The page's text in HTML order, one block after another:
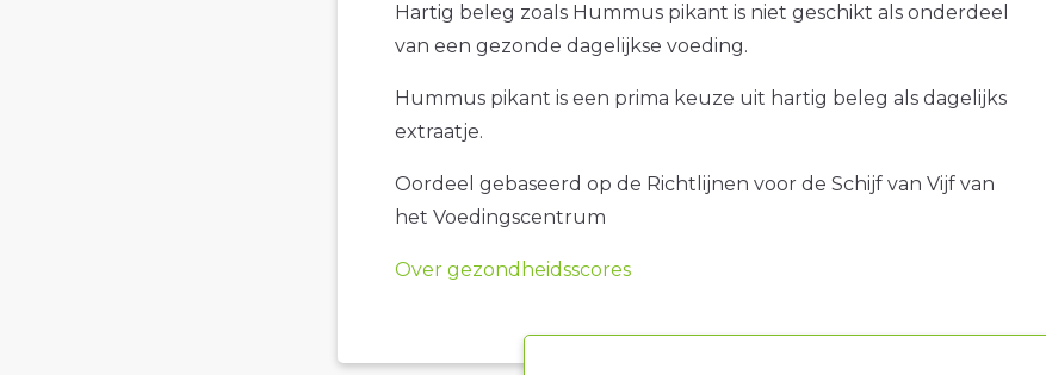
Hartig beleg zoals Hummus pikant is niet geschikt als onderdeel
van een gezonde dagelijkse voeding.
Hummus pikant is een prima keuze uit hartig beleg als dagelijks
extraatje.
Oordeel gebaseerd op de Richtlijnen voor de Schijf van Vijf van
het Voedingscentrum
Over gezondheidsscores